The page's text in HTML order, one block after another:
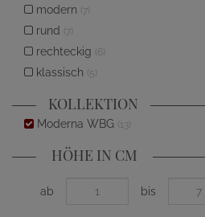
modern (7)
rund (7)
rechteckig (6)
klassisch (5)
KOLLEKTION
Moderna WBG (13)
HÖHE IN CM
ab bis